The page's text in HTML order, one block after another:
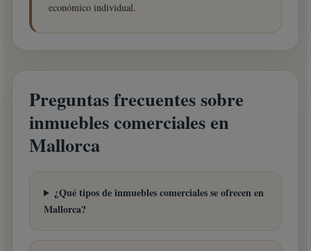
económico individual.
Preguntas frecuentes sobre
inmuebles comerciales en
Mallorca
¿Qué tipos de inmuebles comerciales se ofrecen en
Mallorca?